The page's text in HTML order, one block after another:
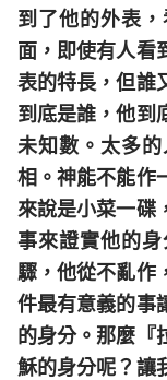
到了他的外表
面，即使有人看
表的特長，但誰
到底是誰，他到
未知數。太多
相。神能不能作
來說是小菜一碟
事來證實他的
驟，他從不亂作
件最有意義的事
的身分。那麼『
穌的身分呢？讓